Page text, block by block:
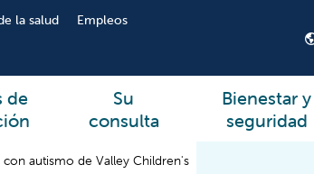
la salud Empleos
de
Su
consulta
Bienestar y
seguridad
con autismo de Valley Children's